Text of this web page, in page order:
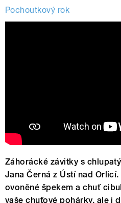
Pochoutkový rok
Záhorácké závitky s
Jana Černá z Ústí nad
ovoněné špekem a chuť
vaše chuťové pohárky, ale i